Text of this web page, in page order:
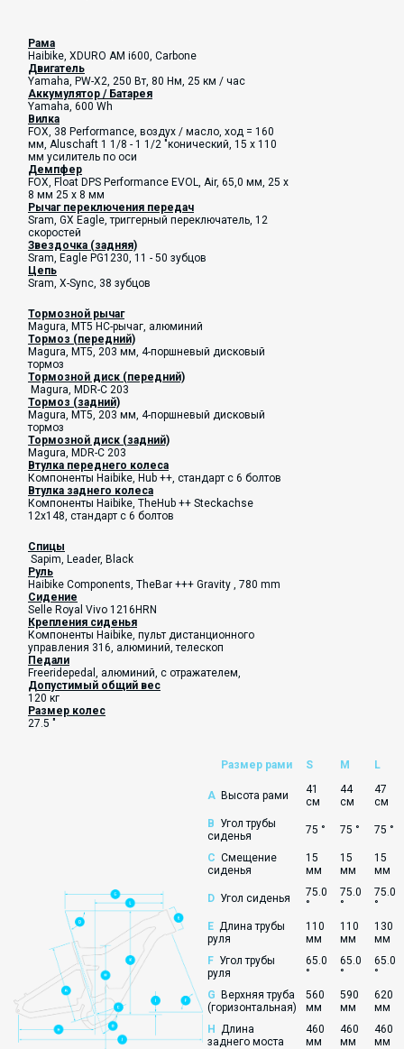
Рама
Haibike, XDURO AM i600, Carbone
Двигатель
Yamaha, PW-X2, 250 Вт, 80 Нм, 25 км / час
Аккумулятор / Батарея
Yamaha, 600 Wh
Вилка
FOX, 38 Performance, воздух / масло, ход = 160
мм, Aluschaft 1 1/8 - 1 1/2 "конический, 15 x 110
мм усилитель по оси
Демпфер
FOX, Float DPS Performance EVOL, Air, 65,0 мм, 25 x
8 мм 25 x 8 мм
Рычаг переключения передач
Sram, GX Eagle, триггерный переключатель, 12
скоростей
Звездочка (задняя)
Sram, Eagle PG1230, 11 - 50 зубцов
Цепь
Sram, X-Sync, 38 зубцов
Тормозной рычаг
Magura, MT5 HC-рычаг, алюминий
Тормоз (передний)
Magura, MT5, 203 мм, 4-поршневый дисковый
тормоз
Тормозной диск (передний)
Magura, MDR-C 203
Тормоз (задний)
Magura, MT5, 203 мм, 4-поршневый дисковый
тормоз
Тормозной диск (задний)
Magura, MDR-C 203
Втулка переднего колеса
Компоненты Haibike, Hub ++, стандарт с 6 болтов
Втулка заднего колеса
Компоненты Haibike, TheHub ++ Steckachse
12x148, стандарт с 6 болтов
Спицы
Sapim, Leader, Black
Руль
Haibike Components, TheBar +++ Gravity , 780 mm
Сидение
Selle Royal Vivo 1216HRN
Крепления сиденья
Компоненты Haibike, пульт дистанционного
управления 316, алюминий, телескоп
Педали
Freeridepedal, алюминий, с отражателем,
Допустимый общий вес
120 кг
Размер колес
27.5 "
Размер рами S M L
A Высота рами
41
см
44
см
47
см
B Угол трубы
сиденья
75 ° 75 ° 75 °
C Смещение
сиденья
15
мм
15
мм
15
мм
D Угол сиденья
75.0
°
75.0
°
75.0
°
E Длина трубы
руля
110
мм
110
мм
130
мм
F Угол трубы
руля
65.0
°
65.0
°
65.0
°
G
Верхняя труба
(горизонтальная)
560
мм
590
мм
620
мм
H Длина
заднего моста
460
мм
460
мм
460
мм